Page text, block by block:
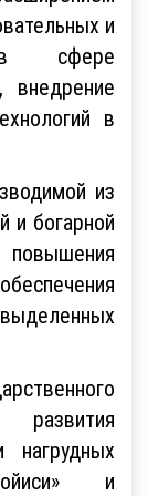
и
в сфере
внедрение
в
из
и богарной
нагрудных
и